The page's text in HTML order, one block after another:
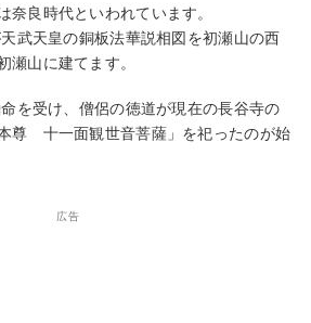
奈良時代といわれています。
武天皇の銅板法華説相図を初瀬山の西
瀬山に建てます。
を受け、僧侶の徳道が現在の長谷寺の
尊 十一面観世音菩薩」を祀ったのが始
広告